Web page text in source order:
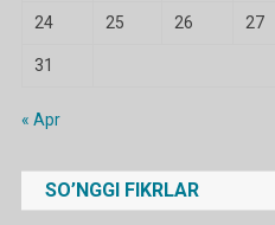
24 25 26 27
31
« Apr
SO’NGGI FIKRLAR